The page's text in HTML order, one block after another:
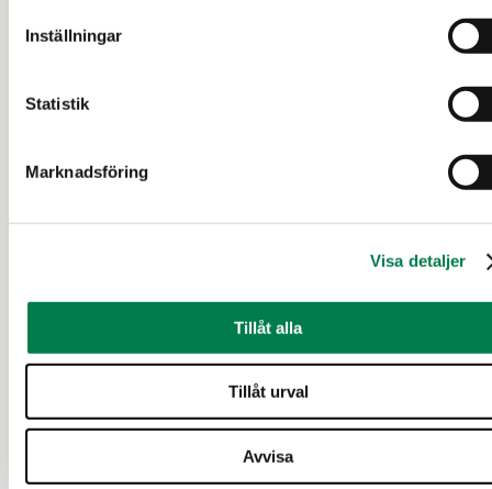
Inställningar
Statistik
Marknadsföring
Visa detaljer
Tillåt alla
Tillåt urval
Avvisa
YLÄPIHA 167-435-11-115,
Uimaharju
Joensuu